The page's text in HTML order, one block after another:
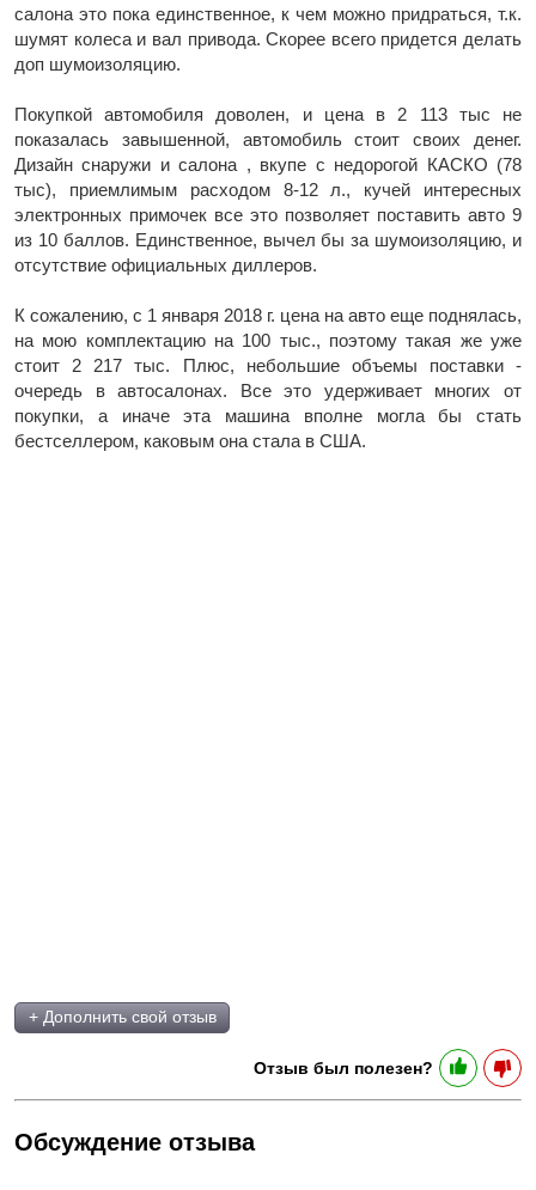
салона это пока единственное, к чем можно придраться, т.к.
шумят колеса и вал привода. Скорее всего придется делать
доп шумоизоляцию.
Покупкой автомобиля доволен, и цена в 2 113 тыс не
показалась завышенной, автомобиль стоит своих денег.
Дизайн снаружи и салона , вкупе с недорогой КАСКО (78
тыс), приемлимым расходом 8-12 л., кучей интересных
электронных примочек все это позволяет поставить авто 9
из 10 баллов. Единственное, вычел бы за шумоизоляцию, и
отсутствие официальных диллеров.
К сожалению, с 1 января 2018 г. цена на авто еще поднялась,
на мою комплектацию на 100 тыс., поэтому такая же уже
стоит 2 217 тыс. Плюс, небольшие объемы поставки -
очередь в автосалонах. Все это удерживает многих от
покупки, а иначе эта машина вполне могла бы стать
бестселлером, каковым она стала в США.
+ Дополнить свой отзыв
Отзыв был полезен?
Обсуждение отзыва